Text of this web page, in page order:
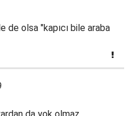
de olsa "kapıcı bile araba